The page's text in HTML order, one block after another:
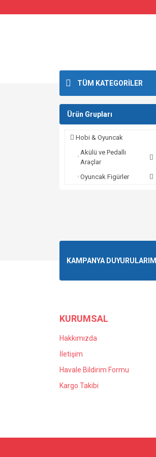
TÜM KATEGORİLER
Ürün Grupları
Hobi & Oyuncak
Akülü ve Pedallı
Araçlar
Oyuncak Figürler
KAMPANYA
KURUMSAL
Hakkımızda
İletişim
Havale Bildirim Formu
Kargo Takibi